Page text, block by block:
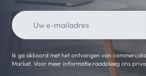
Ik ga akkoord met het ontvangen van
Market. Voor meer informatie raadpleeg ons